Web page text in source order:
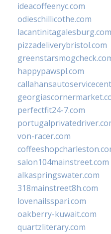
ideacoffeenyc.com
odieschillicothe.com
lacantinitagalesburg.com
pizzadeliverybristol.com
happypawspl.com
perfectfit24-7.com
von-racer.com
salon104mainstreet.com
alkaspringswater.com
318mainstreet8h.com
lovenailsspari.com
oakberry-kuwait.com
quartzliterary.com